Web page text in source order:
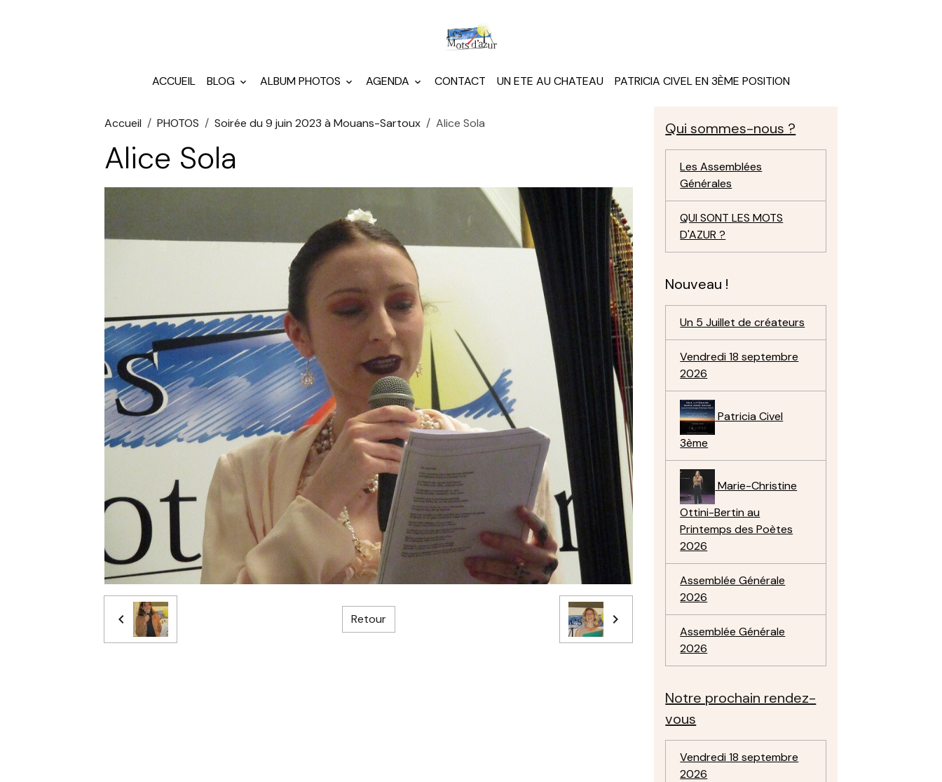
ACCUEIL BLOG ALBUM PHOTOS AGENDA CONTACT UN ETE AU CHATEAU PATRICIA CIVEL EN 3ÈME POSITION
Accueil PHOTOS Soirée du 9 juin 2023 à Mouans-Sartoux Alice Sola
Alice Sola
Retour
Qui sommes-nous ?
Les Assemblées
Générales
QUI SONT LES MOTS
D'AZUR ?
Nouveau !
Un 5 Juillet de créateurs
Vendredi 18 septembre
2026
Patricia Civel
3ème
Marie-Christine
Ottini-Bertin au
Printemps des Poètes
2026
Assemblée Générale
2026
Assemblée Générale
2026
Notre prochain rendez-
vous
Vendredi 18 septembre
2026